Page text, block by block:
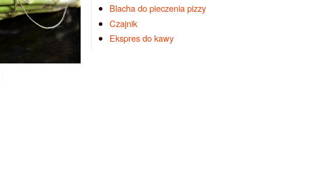
Blacha do pieczenia pizzy
Czajnik
Ekspres do kawy